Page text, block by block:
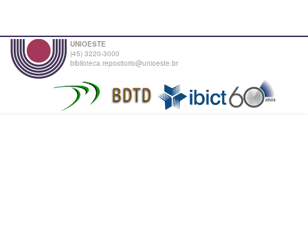
UNIOESTE
(45) 3220-3000
biblioteca.repositorio@unioeste.br